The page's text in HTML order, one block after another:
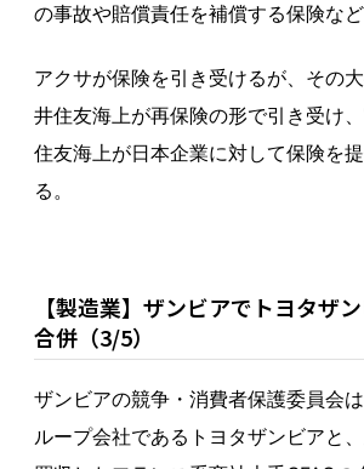
の事故や賠償責任を補償する保険など
アクサが保険を引き受けるが、その
井住友海上が再保険の形で引き受け
住友海上が日本企業に対して保険を
る。
【製造業】ザンビアでトヨタザ
合併（3/5）
ザンビアの競争・消費者保護委員会
ループ会社であるトヨタザンビアと